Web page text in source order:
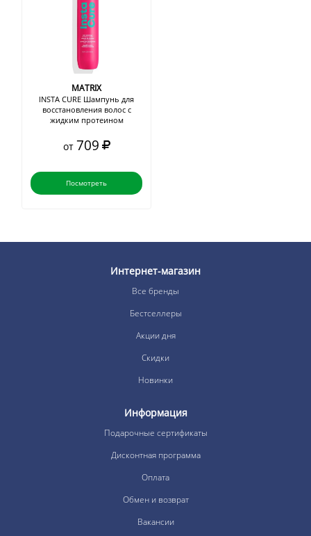
MATRIX
INSTA CURE Шампунь для
восстановления волос с
жидким протеином
от 709
Посмотреть
Интернет-магазин
Все бренды
Бестселлеры
Акции дня
Скидки
Новинки
Информация
Подарочные сертификаты
Дисконтная программа
Оплата
Обмен и возврат
Вакансии